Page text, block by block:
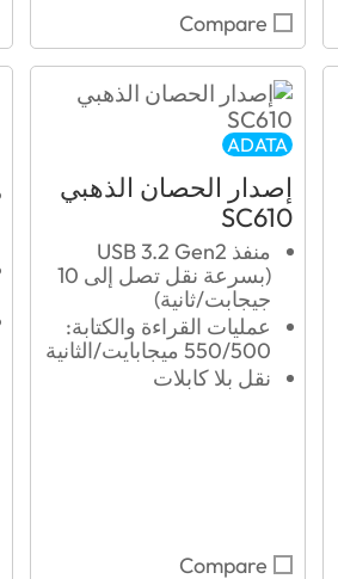
Compare
ADATA
إصدار الحصان الذهبي
SC610
منفذ ‏USB ‎3.2 Gen2‎
(بسرعة نقل تصل إلى ‏10
جيجابت/ثانية)
عمليات القراءة والكتابة:
550/500 ميجابايت/الثانية
نقل بلا كابلات
Compare